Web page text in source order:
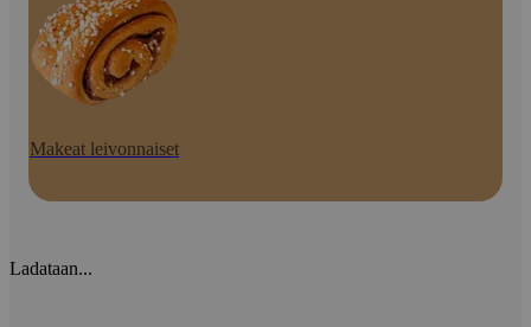
Makeat leivonnaiset
Ladataan...